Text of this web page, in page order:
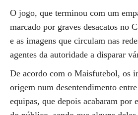
O jogo, que terminou com um
marcado por graves desacatos no
e as imagens que circulam nas
agentes da autoridade a disparar
De acordo com o Maisfutebol, os
origem num desentendimento
equipas, que depois acabaram por